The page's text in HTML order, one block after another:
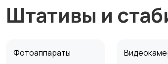
Штативы и
Фотоаппараты